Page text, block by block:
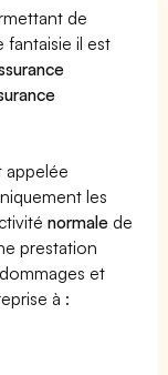
de
fantaisie il est
appelée
les
normale de
prestation
et
à :